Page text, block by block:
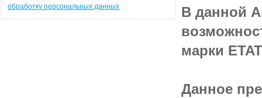
В данной
марки
Данное
обработку персональных данных